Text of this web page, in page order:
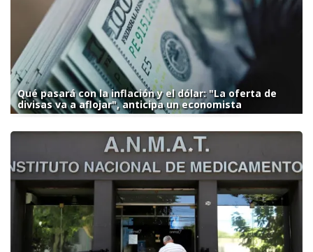
Qué pasará con la inflación y el dólar: "La oferta de
divisas va a aflojar", anticipa un economista